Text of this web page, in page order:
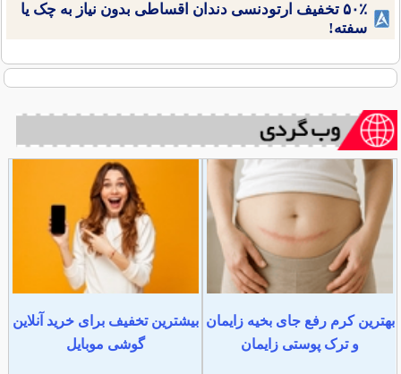
۵۰٪ تخفیف ارتودنسی دندان اقساطی بدون نیاز به چک یا
سفته!
بهترین کرم رفع جای بخیه زایمان
و ترک پوستی زایمان
بیشترین تخفیف برای خرید آنلاین
گوشی موبایل